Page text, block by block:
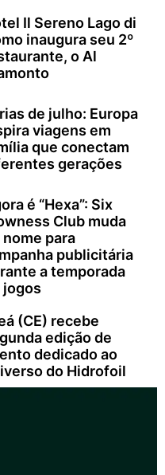
Il Sereno Lago di
inaugura seu 2º
o Al
de julho: Europa
viagens em
que conectam
gerações
é “Hexa”: Six
Club muda
nome para
publicitária
a temporada
jogos
(CE) recebe
edição de
dedicado ao
do Hidrofoil